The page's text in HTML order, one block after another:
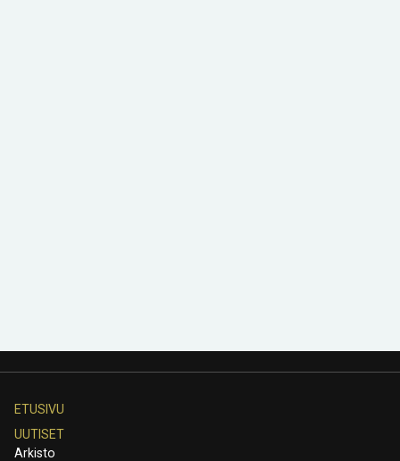
ETUSIVU
UUTISET
Arkisto